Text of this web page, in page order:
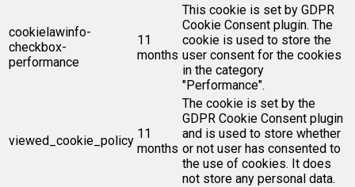
cookielawinfo-
checkbox-
performance
11
months
This cookie is set by GDPR
Cookie Consent plugin. The
cookie is used to store the
user consent for the cookies
in the category
"Performance".
viewed_cookie_policy 11
months
The cookie is set by the
GDPR Cookie Consent plugin
and is used to store whether
or not user has consented to
the use of cookies. It does
not store any personal data.